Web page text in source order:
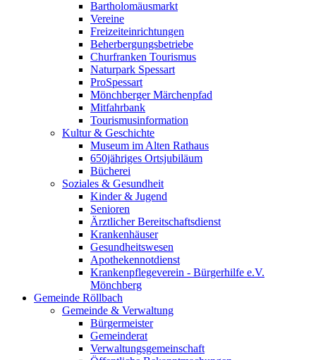
Bartholomäusmarkt
Vereine
Freizeiteinrichtungen
Beherbergungsbetriebe
Churfranken Tourismus
Naturpark Spessart
ProSpessart
Mönchberger Märchenpfad
Mitfahrbank
Tourismusinformation
Kultur & Geschichte
Museum im Alten Rathaus
650jähriges Ortsjubiläum
Bücherei
Soziales & Gesundheit
Kinder & Jugend
Senioren
Ärztlicher Bereitschaftsdienst
Krankenhäuser
Gesundheitswesen
Apothekennotdienst
Krankenpflegeverein - Bürgerhilfe e.V.
Mönchberg
Gemeinde Röllbach
Gemeinde & Verwaltung
Bürgermeister
Gemeinderat
Verwaltungsgemeinschaft